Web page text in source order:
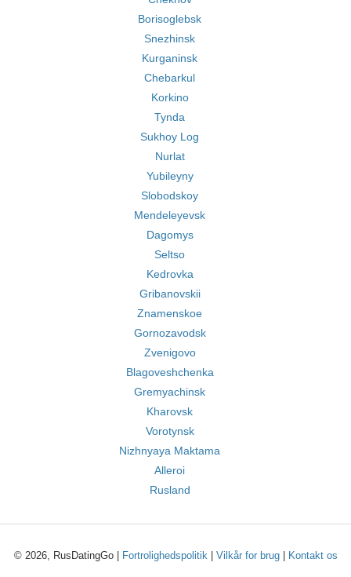
Borisoglebsk
Snezhinsk
Kurganinsk
Chebarkul
Korkino
Tynda
Sukhoy Log
Nurlat
Yubileyny
Slobodskoy
Mendeleyevsk
Dagomys
Seltso
Kedrovka
Gribanovskii
Znamenskoe
Gornozavodsk
Zvenigovo
Blagoveshchenka
Gremyachinsk
Kharovsk
Vorotynsk
Nizhnyaya Maktama
Alleroi
Rusland
© 2026, RusDatingGo | Fortrolighedspolitik| Vilkår for brug| Kontakt os